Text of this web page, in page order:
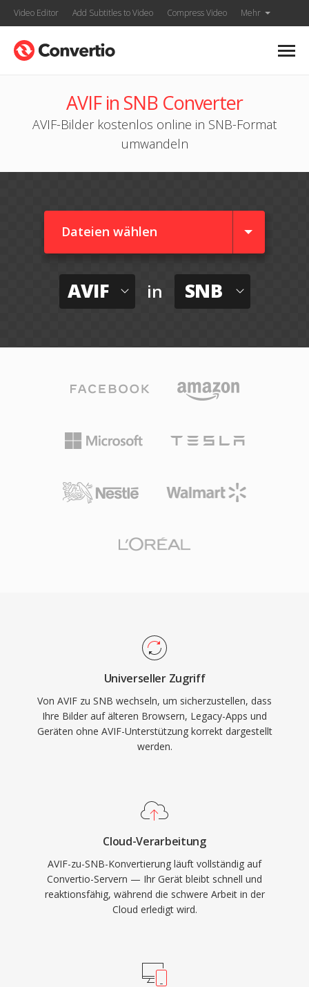
Video Editor Add Subtitles to Video Compress Video Mehr
AVIF in SNB Converter
AVIF-Bilder kostenlos online in SNB-Format
umwandeln
Dateien wählen
AVIF in SNB
Universeller Zugriff
Von AVIF zu SNB wechseln, um sicherzustellen, dass
Ihre Bilder auf älteren Browsern, Legacy-Apps und
Geräten ohne AVIF-Unterstützung korrekt dargestellt
werden.
Cloud-Verarbeitung
AVIF-zu-SNB-Konvertierung läuft vollständig auf
Convertio-Servern — Ihr Gerät bleibt schnell und
reaktionsfähig, während die schwere Arbeit in der
Cloud erledigt wird.